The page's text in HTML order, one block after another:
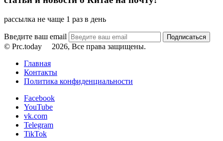
рассылка не чаще 1 раз в день
Введите ваш email
© Prc.today
2026, Все права защищены.
Главная
Контакты
Политика конфиденциальности
Facebook
YouTube
vk.com
Telegram
TikTok